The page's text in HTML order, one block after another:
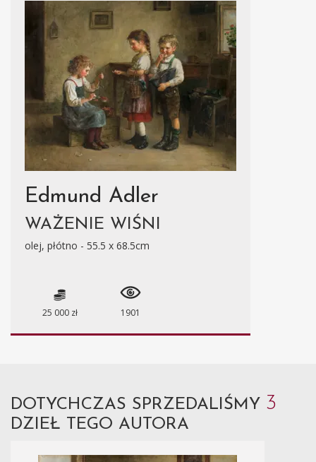
Edmund Adler
WAŻENIE WIŚNI
olej, płótno - 55.5 x 68.5cm
25 000 zł 1901
DOTYCHCZAS SPRZEDALIŚMY 3
DZIEŁ TEGO AUTORA